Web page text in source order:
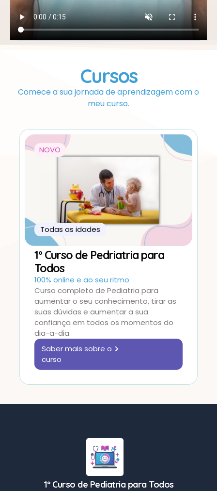
Cursos
Comece a sua jornada de aprendizagem com o
meu curso.
NOVO
Todas as idades
1º Curso de Pedriatria para
Todos
100% online e ao seu ritmo
Curso completo de Pediatria para
aumentar o seu conhecimento, tirar as
suas dúvidas e aumentar a sua
confiança em todos os momentos do
dia-a-dia.
Saber mais sobre o
curso
1º Curso de Pediatria para Todos